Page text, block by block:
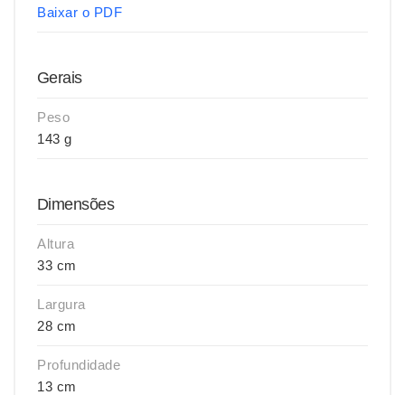
Baixar o PDF
Gerais
Peso
143 g
Dimensões
Altura
33 cm
Largura
28 cm
Profundidade
13 cm